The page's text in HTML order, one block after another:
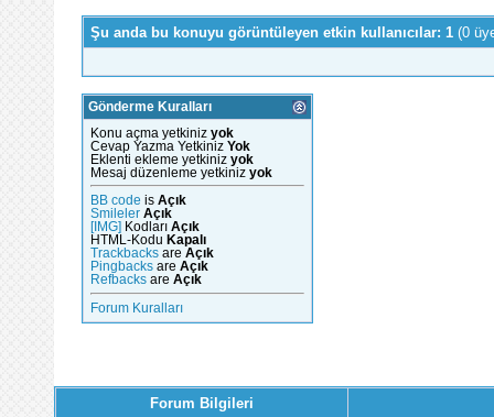
Şu anda bu konuyu görüntüleyen etkin kullanıcılar: 1 (0
Gönderme Kuralları
Konu açma yetkiniz yok
Cevap Yazma Yetkiniz Yok
Eklenti ekleme yetkiniz yok
Mesaj düzenleme yetkiniz yok
BB code is Açık
Smileler Açık
[IMG]
Kodları Açık
HTML-Kodu Kapalı
Trackbacks are Açık
Pingbacks are Açık
Refbacks are Açık
Forum Kuralları
Forum Bilgileri